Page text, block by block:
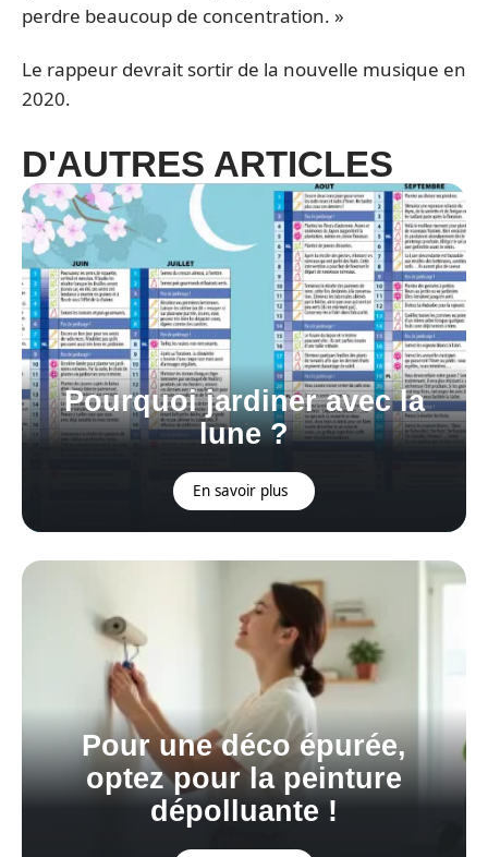
perdre beaucoup de concentration. »
Le rappeur devrait sortir de la nouvelle musique en
2020.
D'AUTRES ARTICLES
Pourquoi jardiner avec la
lune ?
En savoir plus
Pour une déco épurée,
optez pour la peinture
dépolluante !